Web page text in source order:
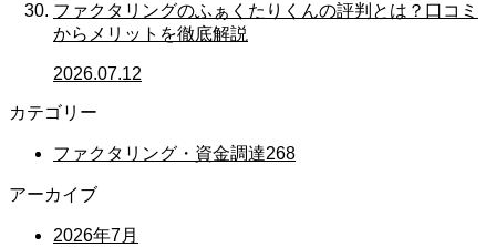
ファクタリングのふぁくたりくんの評判とは？口コミ
からメリットを徹底解説
2026.07.12
カテゴリー
ファクタリング・資金調達268
アーカイブ
2026年7月